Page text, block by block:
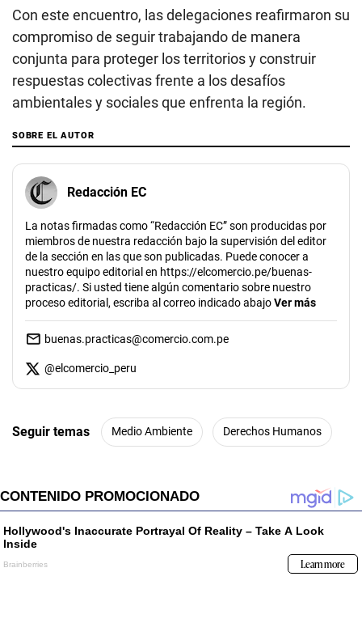
Con este encuentro, las delegaciones reafirmaron su
compromiso de seguir trabajando de manera
conjunta para proteger los territorios y construir
respuestas colectivas frente a los desafíos
ambientales y sociales que enfrenta la región.
SOBRE EL AUTOR
Redacción EC
La notas firmadas como “Redacción EC” son producidas por
miembros de nuestra redacción bajo la supervisión del editor
de la sección en las que son publicadas. Puede conocer a
nuestro equipo editorial en https://elcomercio.pe/buenas-
practicas/. Si usted tiene algún comentario sobre nuestro
proceso editorial, escriba al correo indicado abajoVer más
buenas.practicas@comercio.com.pe
@elcomercio_peru
Seguir temas Medio Ambiente Derechos Humanos